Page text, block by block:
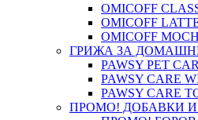
OMICOFF
OMICOFF
OMICOFF
ГРИЖА ЗА
PAWSY PET
PAWSY CARE
PAWSY CARE
ПРОМО! ДОБАВКИ